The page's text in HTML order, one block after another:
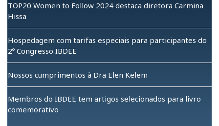
TOP20 Women to Follow 2024 destaca diretora Carmina
Hissa
Hospedagem com tarifas especiais para participantes do
2º Congresso IBDEE
Nossos cumprimentos à Dra Elen Kelem
Membros do IBDEE tem artigos selecionados para livro
comemorativo